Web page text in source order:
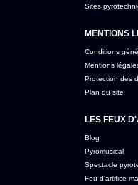
Sites
MENTIONS
Conditions
Mentions
Protection des
Plan du site
LES FEUX
Blog
Pyromusical
Spectacle
Feu d'artifice